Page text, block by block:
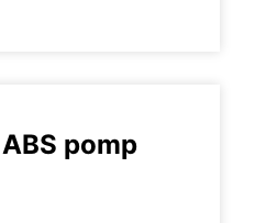
pomp